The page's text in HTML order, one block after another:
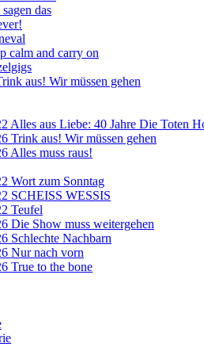
das
calm and carry on
aus! Wir müssen gehen
Alles aus Liebe: 40 Jahre Die Toten
Trink aus! Wir müssen gehen
Alles muss raus!
Wort zum Sonntag
SCHEISS WESSIS
Teufel
Die Show muss weitergehen
Schlechte Nachbarn
Nur nach vorn
True to the bone